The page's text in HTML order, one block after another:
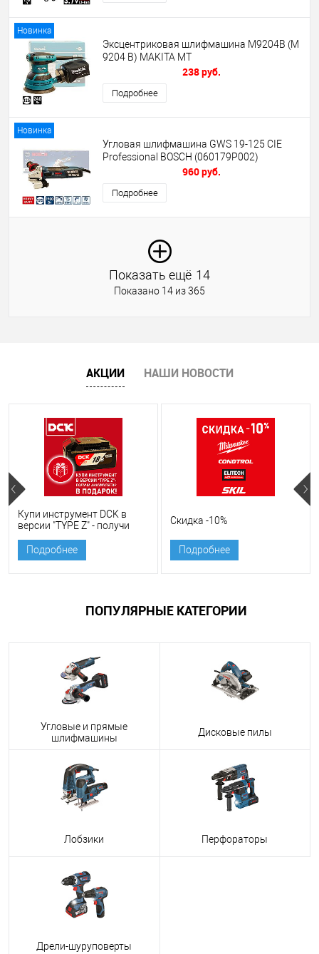
Новинка
Эксцентриковая шлифмашина M9204B (M
9204 B) MAKITA MT
238 руб.
Подробнее
Новинка
Угловая шлифмашина GWS 19-125 CIE
Professional BOSCH (060179P002)
960 руб.
Подробнее
Показать ещё 14
Показано 14 из 365
АКЦИИ НАШИ НОВОСТИ
Купи инструмент DCK в
версии "TYPE Z" - получи
Подробнее
Скидка -10%
Подробнее
ПОПУЛЯРНЫЕ КАТЕГОРИИ
Угловые и прямые
шлифмашины
Дисковые пилы
Лобзики Перфораторы
Дрели-шуруповерты